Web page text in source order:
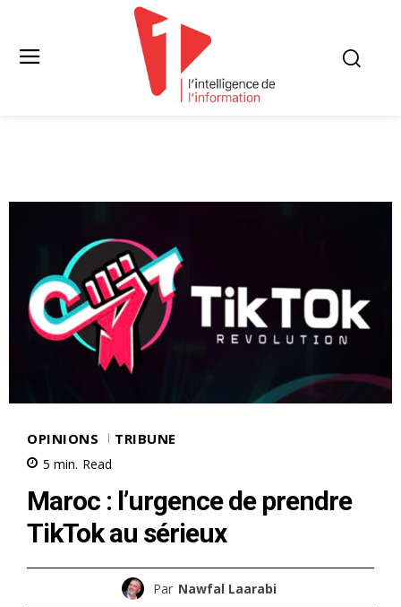
OPINIONS TRIBUNE
5 min. Read
Maroc : l’urgence de prendre
TikTok au sérieux
Par Nawfal Laarabi